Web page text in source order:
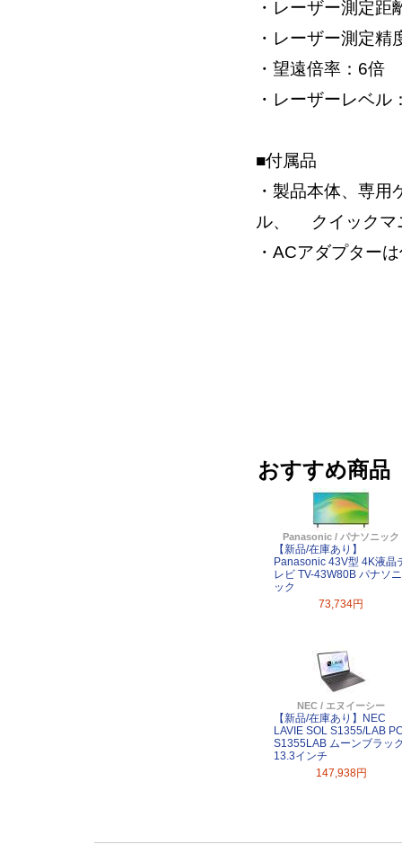
・レーザー測定
・レーザー測定精
・望遠倍率：6倍
・レーザーレベル
■付属品
・製品本体、専
ル、 クイックマ
・ACアダプター
おすすめ商品
Panasonic / パナソニック
【新品/在庫あり】
Panasonic 43V型 4K液晶
レビ TV-43W80B パナソニ
ック
73,734円
NEC / エヌイーシー
【新品/在庫あり】NEC
LAVIE SOL S1355/LAB
S1355LAB ムーンブラッ
13.3インチ
147,938円